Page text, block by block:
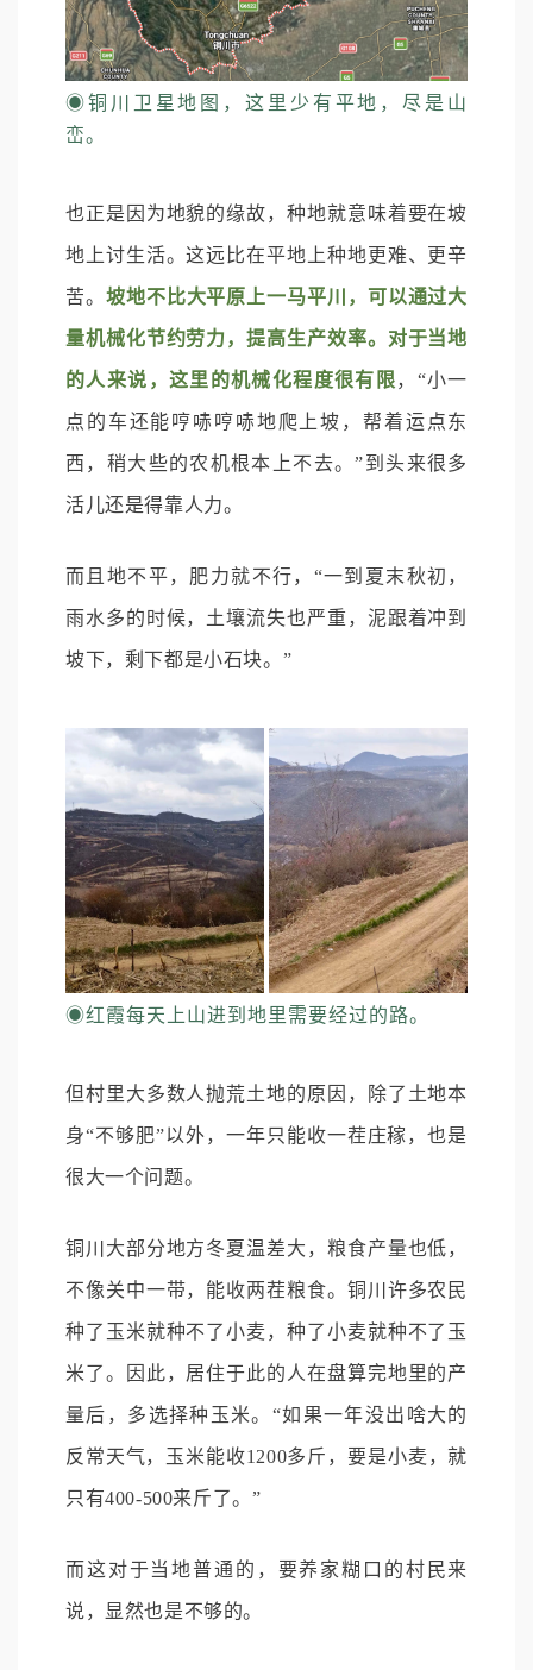
◉铜川卫星地图，这里少有平地，尽是山
峦。
也正是因为地貌的缘故，种地就意味着要在坡
地上讨生活。这远比在平地上种地更难、更辛
苦。 坡地不比大平原上一马平川，可以通过大
量机械化节约劳力，提高生产效率。对于当地
的人来说，这里的机械化程度很有限，“小一
点的车还能哼哧哼哧地爬上坡，帮着运点东
西，稍大些的农机根本上不去。”到头来很多
活儿还是得靠人力。
而且地不平，肥力就不行，“一到夏末秋初，
雨水多的时候，土壤流失也严重，泥跟着冲到
坡下，剩下都是小石块。”
◉红霞每天上山进到地里需要经过的路。
但村里大多数人抛荒土地的原因，除了土地本
身“不够肥”以外，一年只能收一茬庄稼，也是
很大一个问题。
铜川大部分地方冬夏温差大，粮食产量也低，
不像关中一带，能收两茬粮食。铜川许多农民
种了玉米就种不了小麦，种了小麦就种不了玉
米了。因此，居住于此的人在盘算完地里的产
量后，多选择种玉米。“如果一年没出啥大的
反常天气，玉米能收1200多斤，要是小麦，就
只有400-500来斤了。”
而这对于当地普通的，要养家糊口的村民来
说，显然也是不够的。